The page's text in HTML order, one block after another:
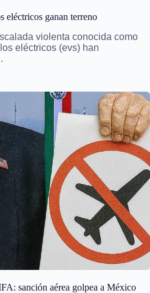
eléctricos ganan terreno
violenta conocida como
eléctricos (evs) han
sanción aérea golpea a México